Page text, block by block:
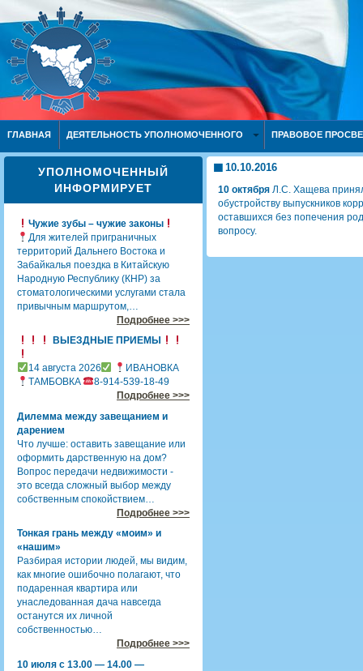
ГЛАВНАЯ ДЕЯТЕЛЬНОСТЬ УПОЛНОМОЧЕННОГО ПРАВОВОЕ
УПОЛНОМОЧЕННЫЙ
ИНФОРМИРУЕТ
Чужие зубы – чужие законы
Для жителей приграничных
территорий Дальнего Востока и
Забайкалья поездка в Китайскую
Народную Республику (КНР) за
стоматологическими услугами стала
привычным маршрутом,…
Подробнее >>>
ВЫЕЗДНЫЕ ПРИЕМЫ
14 августа 2026
ИВАНОВКА
ТАМБОВКА
8-914-539-18-49
Подробнее >>>
Дилемма между завещанием и
дарением
Что лучше: оставить завещание или
оформить дарственную на дом?
Вопрос передачи недвижимости -
это всегда сложный выбор между
собственным спокойствием…
Подробнее >>>
Тонкая грань между «моим» и
«нашим»
Разбирая истории людей, мы видим,
как многие ошибочно полагают, что
подаренная квартира или
унаследованная дача навсегда
останутся их личной
собственностью…
Подробнее >>>
10 июля с 13.00 — 14.00 —
10.10.2016
10 октября Л.С. Хащева
обустройству выпускников
оставшихся без попечения
вопросу.